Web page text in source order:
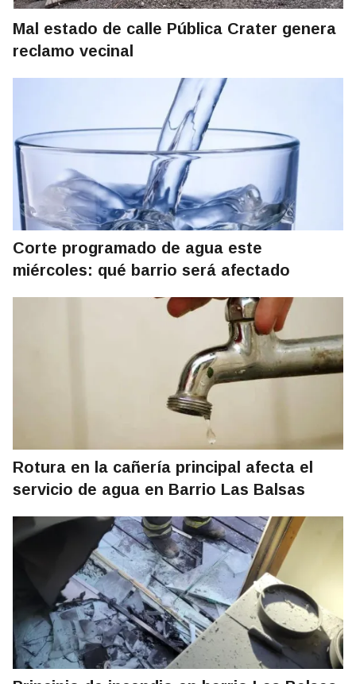
Mal estado de calle Pública Crater genera
reclamo vecinal
Corte programado de agua este
miércoles: qué barrio será afectado
Rotura en la cañería principal afecta el
servicio de agua en Barrio Las Balsas